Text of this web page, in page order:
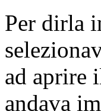
Per dirla
ad aprire
andava